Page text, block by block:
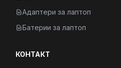
Адаптери за лаптоп
Батерии за лаптоп
КОНТАКТ